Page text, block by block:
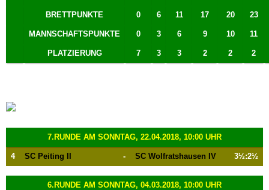
BRETTPUNKTE 0 6 11 17 20 23
MANNSCHAFTSPUNKTE 0 3 6 9 10 11
PLATZIERUNG 7 3 3 2 2 2
7.RUNDE AM SONNTAG, 22.04.2018, 10:00 UHR
4 SC Peiting II - SC Wolfratshausen IV 3½:2½
6.RUNDE AM SONNTAG, 04.03.2018, 10:00 UHR